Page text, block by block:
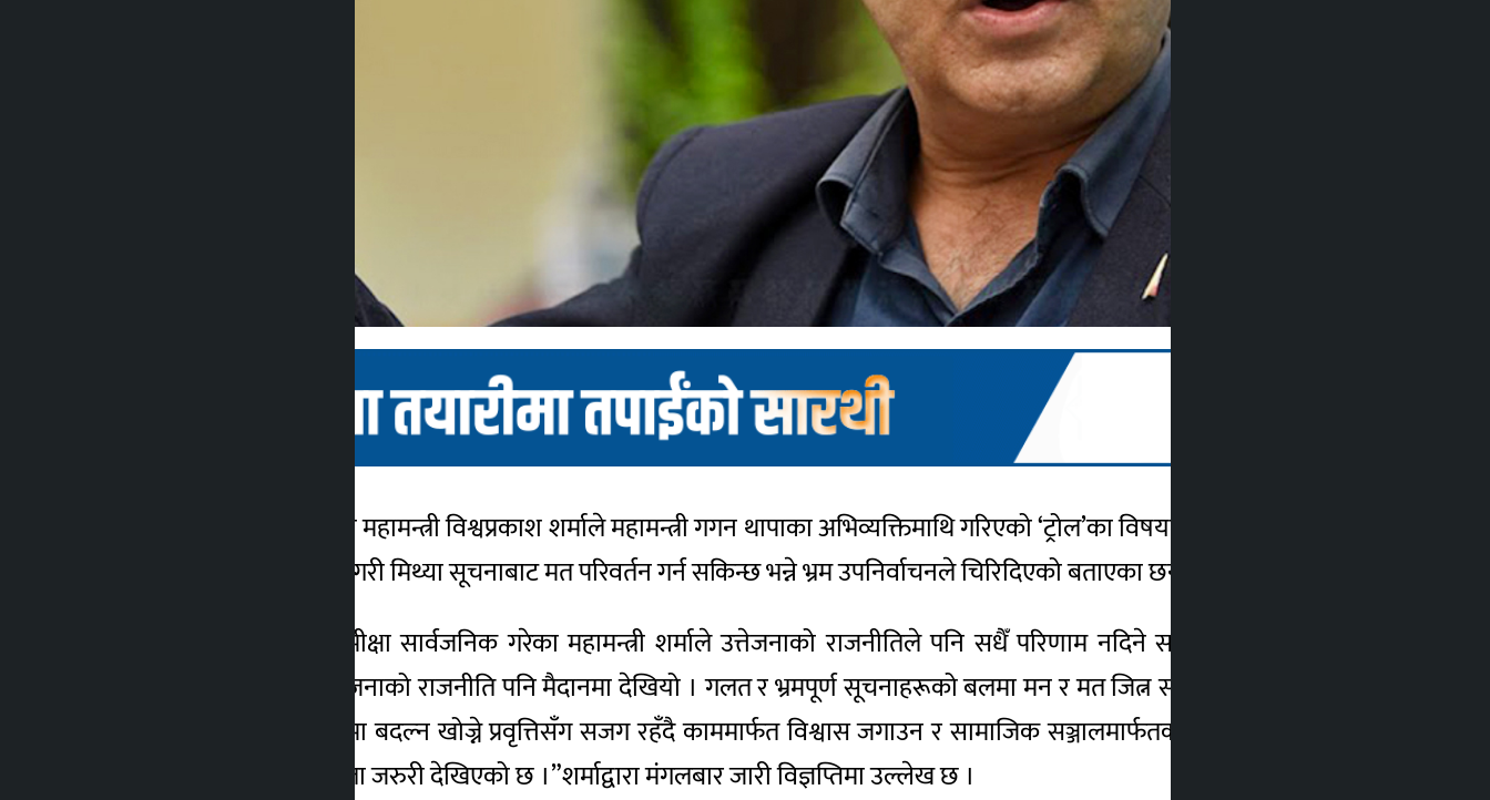
काठमाडौँ । नेपाली कांग्रेसका महामन्त्री विश्वप्रकाश शर्माले महामन्त्री गगन थापाका अभिव्यक्तिमाथि गरिएको ‘ट्रोल’का विषयमा प्रतिक्रिया जनाएका छन् ।
उनले गगनकोे नाम उल्लेख नगरी मिथ्या सूचनाबाट मत परिवर्तन गर्न सकिन्छ भन्ने भ्रम उपनिर्वाचनले चिरिदिएको बताएका छन् ।
उपनिर्वाचनको प्रारम्भिक समीक्षा सार्वजनिक गरेका महामन्त्री शर्माले उत्तेजनाको राजनीतिले पनि सधैँ परिणाम नदिने सन्देश गएको बताएका हुन् ।
“उपनिर्वाचनमा आवेग र उत्तेजनाको राजनीति पनि मैदानमा देखियो । गलत र भ्रमपूर्ण सूचनाहरूको बलमा मन र मत जित्न सकिने भ्रम आम रूपमा परास्त
भएको छ । निराशालाई मतमा बदल्न खोज्ने प्रवृत्तिसँग सजग रहँदै काममार्फत विश्वास जगाउन र सामाजिक सञ्जालमार्फतका भ्रमहरू चिर्न पार्टीपंक्तिको
विशेष सतर्कता र क्रियाशीलता जरुरी देखिएको छ ।”शर्माद्वारा मंगलबार जारी विज्ञप्तिमा उल्लेख छ ।